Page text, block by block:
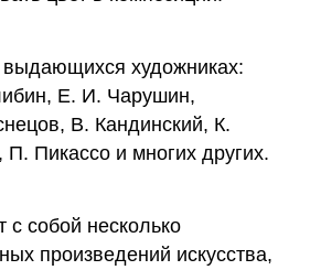
художниках:
Е. И. Чарушин,
В. Кандинский, К.
Пикассо и многих других.
с собой несколько
произведений искусства,